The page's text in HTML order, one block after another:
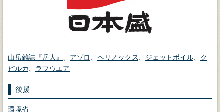
山岳雑誌『岳人』 アゾロ ヘリノックス ジェットボイル
ク
ピルカ
ラフウエア
後援
環境省